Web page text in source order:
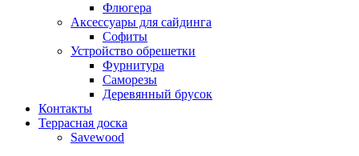
Флюгера
Аксессуары для сайдинга
Софиты
Устройство обрешетки
Фурнитура
Саморезы
Деревянный брусок
Контакты
Террасная доска
Savewood